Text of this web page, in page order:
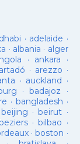
· adelaide ·
· albania · alger
· ankara ·
· arezzo ·
· auckland ·
·badajoz ·
· bangladesh ·
beijing ·beirut ·
·bilbao ·
·boston ·